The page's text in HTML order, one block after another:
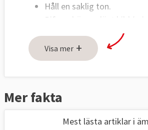
Håll en saklig ton.
Bifoga högupplöst bild
pixlar) på debattör i
Ange fotograf.
Om fler personer ska visas
Skicka text och bild till:
red@europaportalen.se
Visa mer +
Mer fakta
Mest lästa artiklar i